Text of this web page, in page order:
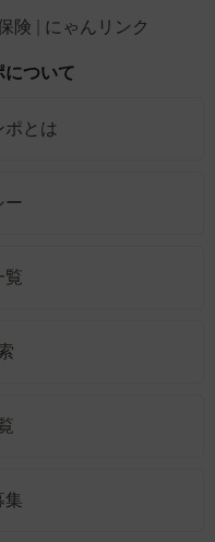
険 にゃんリンク
について
ポとは
ー
覧
集